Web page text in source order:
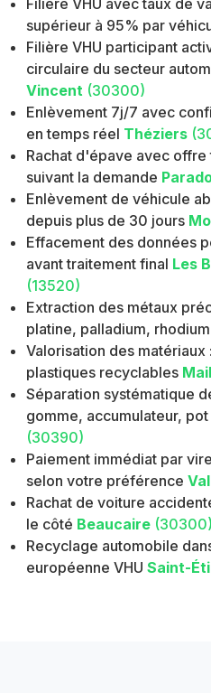
supérieur à 95% par
Filière VHU participant
circulaire du secteur
Vincent (30300)
Enlèvement 7j/7 avec
en temps réel Théziers
Rachat d'épave avec
suivant la demande
Enlèvement de véhicule
depuis plus de 30 jours
Effacement des données
avant traitement final Les
(13520)
Extraction des métaux
platine, palladium, rhodium
Valorisation des
plastiques recyclables
Séparation systématique
gomme, accumulateur,
(30390)
Paiement immédiat par
selon votre préférence
Rachat de voiture
le côté Beaucaire (30300)
Recyclage automobile
européenne VHU Saint-